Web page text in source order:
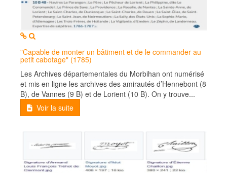
MOD_JTCS_VIEW_ARTICLE_LINK
"Capable de monter un bâtiment et de le commander au
petit cabotage" (1785)
Les Archives départementales du Morbihan ont numérisé
et mis en ligne les archives des amirautés d’Hennebont (8
B), de Vannes (9 B) et de Lorient (10 B). On y trouve...
Voir la suite